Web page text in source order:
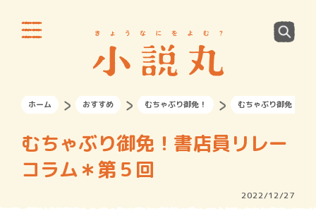
ホーム おすすめ むちゃぶり御免！ むちゃぶり御免！書
むちゃぶり御免！書店員リレー
コラム＊第５回
2022/12/27